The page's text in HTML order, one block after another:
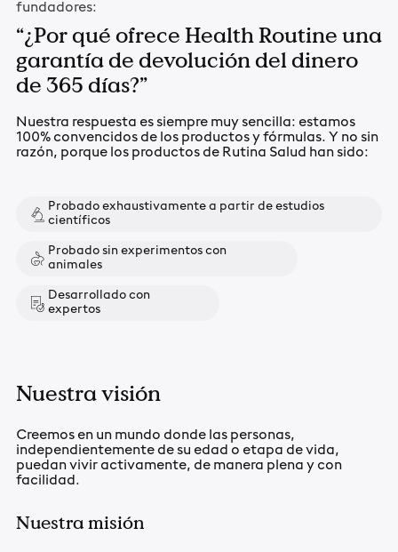
fundadores:
“¿Por qué ofrece Health Routine una
garantía de devolución del dinero
de 365 días?”
Nuestra respuesta es siempre muy sencilla: estamos
100% convencidos de los productos y fórmulas. Y no sin
razón, porque los productos de Rutina Salud han sido:
Probado exhaustivamente a partir de estudios
científicos
Probado sin experimentos con
animales
Desarrollado con
expertos
Nuestra visión
Creemos en un mundo donde las personas,
independientemente de su edad o etapa de vida,
puedan vivir activamente, de manera plena y con
facilidad.
Nuestra misión